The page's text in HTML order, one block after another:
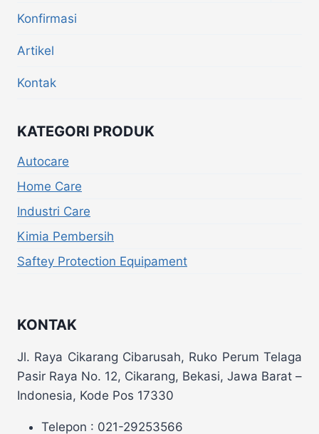
Konfirmasi
Artikel
Kontak
KATEGORI PRODUK
Autocare
Home Care
Industri Care
Kimia Pembersih
Saftey Protection Equipament
KONTAK
Jl. Raya Cikarang Cibarusah, Ruko Perum Telaga
Pasir Raya No. 12, Cikarang, Bekasi, Jawa Barat –
Indonesia, Kode Pos 17330
Telepon : 021-29253566